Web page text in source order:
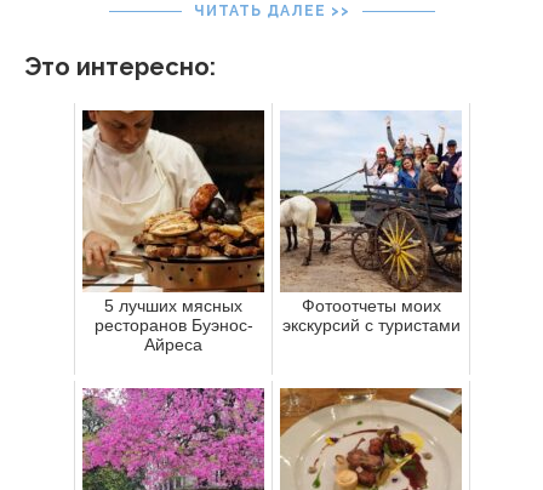
ЧИТАТЬ ДАЛЕЕ >>
Это интересно:
5 лучших мясных
ресторанов Буэнос-
Айреса
Фотоотчеты моих
экскурсий с туристами